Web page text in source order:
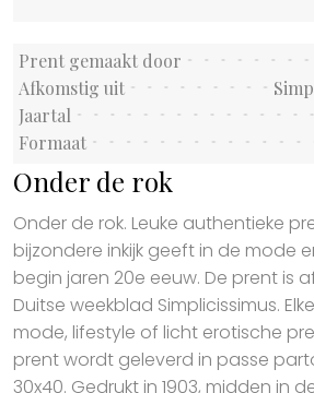
Prent gemaakt door
Afkomstig uit
Jaartal
Formaat
Onder de rok
Onder de rok. Leuke authentieke
bijzondere inkijk geeft in de mode
begin jaren 20e eeuw. De prent is
Duitse weekblad Simplicissimus.
mode, lifestyle of licht erotische
prent wordt geleverd in passe
30x40. Gedrukt in 1903, midden in